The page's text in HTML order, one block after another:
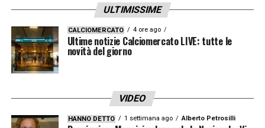
ULTIMISSIME
CALCIOMERCATO 4 ore ago
Ultime notizie Calciomercato LIVE: tutte le
novità del giorno
VIDEO
HANNO DETTO 1 settimana ago Alberto Petrosilli